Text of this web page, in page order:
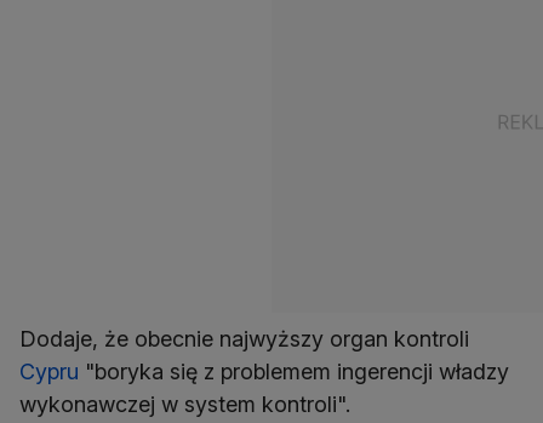
Dodaje, że obecnie najwyższy organ kontroli
Cypru "boryka się z problemem ingerencji władzy
wykonawczej w system kontroli".